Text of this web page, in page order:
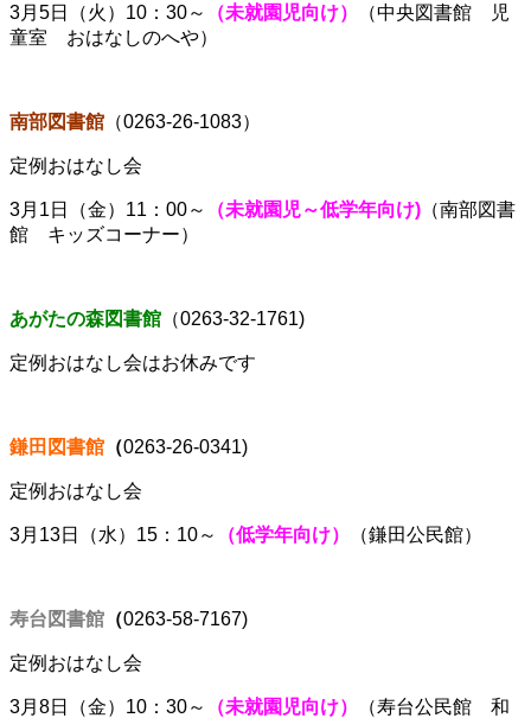
3月5日（火）10：30～ （未就園児向け）
（中央図書館 児
童室 おはなしのへや）
南部図書館 （0263-26-1083）
定例おはなし会
3月1 日（金）11：00～ （未就園児～低学年向け) （南部図書
館 キッズコーナー）
あがたの森図書館 （0263-32-1761)
定例おはなし会はお休みです
鎌田図書館 （0263-26-0341)
定例おはなし会
3月13日（水）15：10～ （低学年向け） （鎌田公民館）
寿台図書館 （0263-58-7167)
定例おはなし会
3月8日（金）10：30～ （未就園児向け）
（寿台公民館 和